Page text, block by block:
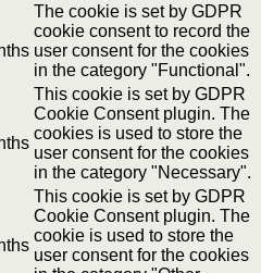
The cookie is set by GDPR
cookie consent to record the
user consent for the cookies
in the category "Functional".
This cookie is set by GDPR
Cookie Consent plugin. The
cookies is used to store the
user consent for the cookies
in the category "Necessary".
This cookie is set by GDPR
Cookie Consent plugin. The
cookie is used to store the
user consent for the cookies